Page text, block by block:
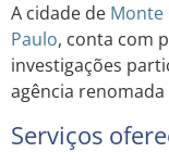
A cidade de Monte
Paulo, conta com
investigações
agência
Serviços